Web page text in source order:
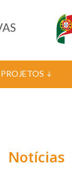
PROJETOS
Notícias